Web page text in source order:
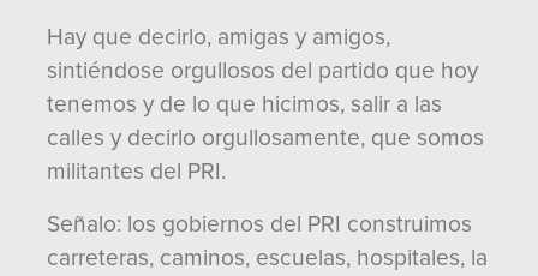
Hay que decirlo, amigas y amigos,
sintiéndose orgullosos del partido que hoy
tenemos y de lo que hicimos, salir a las
calles y decirlo orgullosamente, que somos
militantes del PRI.
Señalo: los gobiernos del PRI construimos
carreteras, caminos, escuelas, hospitales, la